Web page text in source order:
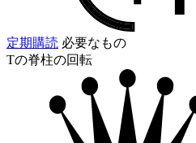
定期購読 必要なもの
Tの脊柱の回転